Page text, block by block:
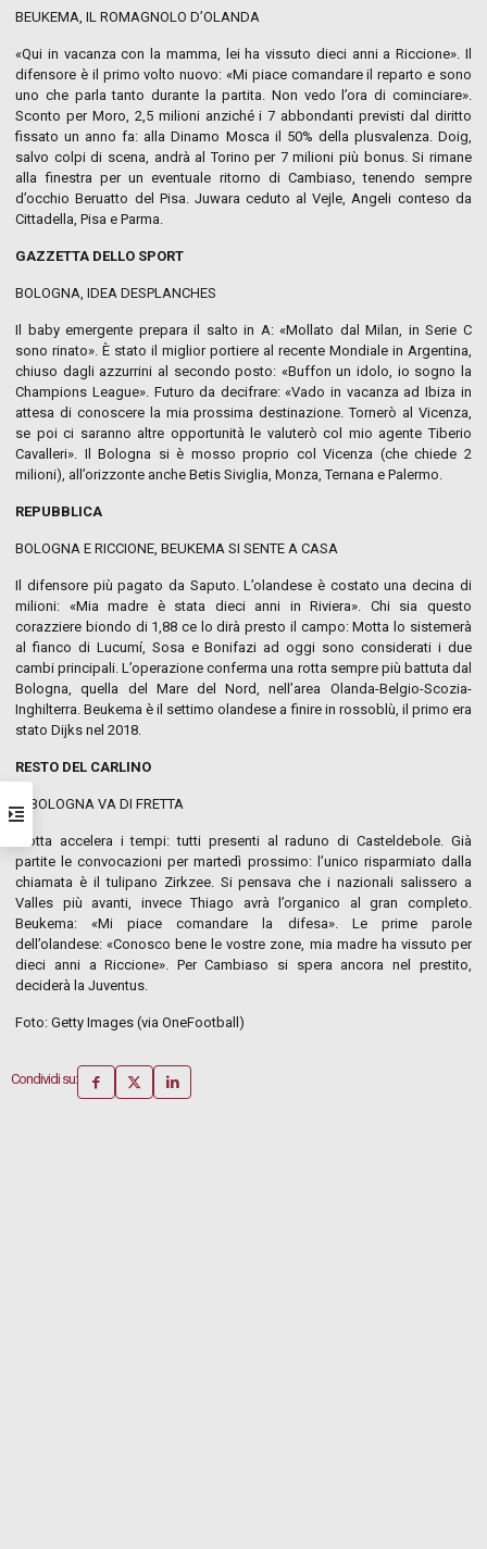
BEUKEMA, IL ROMAGNOLO D’OLANDA
«Qui in vacanza con la mamma, lei ha vissuto dieci anni a Riccione». Il
difensore è il primo volto nuovo: «Mi piace comandare il reparto e sono
uno che parla tanto durante la partita. Non vedo l’ora di cominciare».
Sconto per Moro, 2,5 milioni anziché i 7 abbondanti previsti dal diritto
fissato un anno fa: alla Dinamo Mosca il 50% della plusvalenza. Doig,
salvo colpi di scena, andrà al Torino per 7 milioni più bonus. Si rimane
alla finestra per un eventuale ritorno di Cambiaso, tenendo sempre
d’occhio Beruatto del Pisa. Juwara ceduto al Vejle, Angeli conteso da
Cittadella, Pisa e Parma.
GAZZETTA DELLO SPORT
BOLOGNA, IDEA DESPLANCHES
Il baby emergente prepara il salto in A: «Mollato dal Milan, in Serie C
sono rinato». È stato il miglior portiere al recente Mondiale in Argentina,
chiuso dagli azzurrini al secondo posto: «Buffon un idolo, io sogno la
Champions League». Futuro da decifrare: «Vado in vacanza ad Ibiza in
attesa di conoscere la mia prossima destinazione. Tornerò al Vicenza,
se poi ci saranno altre opportunità le valuterò col mio agente Tiberio
Cavalleri». Il Bologna si è mosso proprio col Vicenza (che chiede 2
milioni), all’orizzonte anche Betis Siviglia, Monza, Ternana e Palermo.
REPUBBLICA
BOLOGNA E RICCIONE, BEUKEMA SI SENTE A CASA
Il difensore più pagato da Saputo. L’olandese è costato una decina di
milioni: «Mia madre è stata dieci anni in Riviera». Chi sia questo
corazziere biondo di 1,88 ce lo dirà presto il campo: Motta lo sistemerà
al fianco di Lucumí, Sosa e Bonifazi ad oggi sono considerati i due
cambi principali. L’operazione conferma una rotta sempre più battuta dal
Bologna, quella del Mare del Nord, nell’area Olanda-Belgio-Scozia-
Inghilterra. Beukema è il settimo olandese a finire in rossoblù, il primo era
stato Dijks nel 2018.
RESTO DEL CARLINO
IL BOLOGNA VA DI FRETTA
Motta accelera i tempi: tutti presenti al raduno di Casteldebole. Già
partite le convocazioni per martedì prossimo: l’unico risparmiato dalla
chiamata è il tulipano Zirkzee. Si pensava che i nazionali salissero a
Valles più avanti, invece Thiago avrà l’organico al gran completo.
Beukema: «Mi piace comandare la difesa». Le prime parole
dell’olandese: «Conosco bene le vostre zone, mia madre ha vissuto per
dieci anni a Riccione». Per Cambiaso si spera ancora nel prestito,
deciderà la Juventus.
Foto: Getty Images (via OneFootball)
Condividi su: